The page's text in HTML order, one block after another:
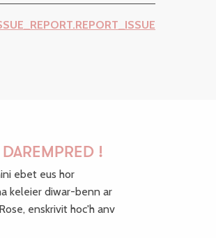
!
ebet eus hor
keleier diwar-benn ar
enskrivit hoc'h anv